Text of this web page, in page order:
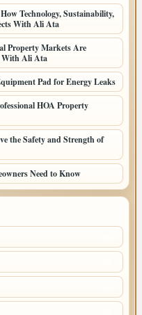
Technology, Sustainability,
With Ali Ata
Property Markets Are
With Ali Ata
Pad for Energy Leaks
HOA Property
the Safety and Strength of
Need to Know